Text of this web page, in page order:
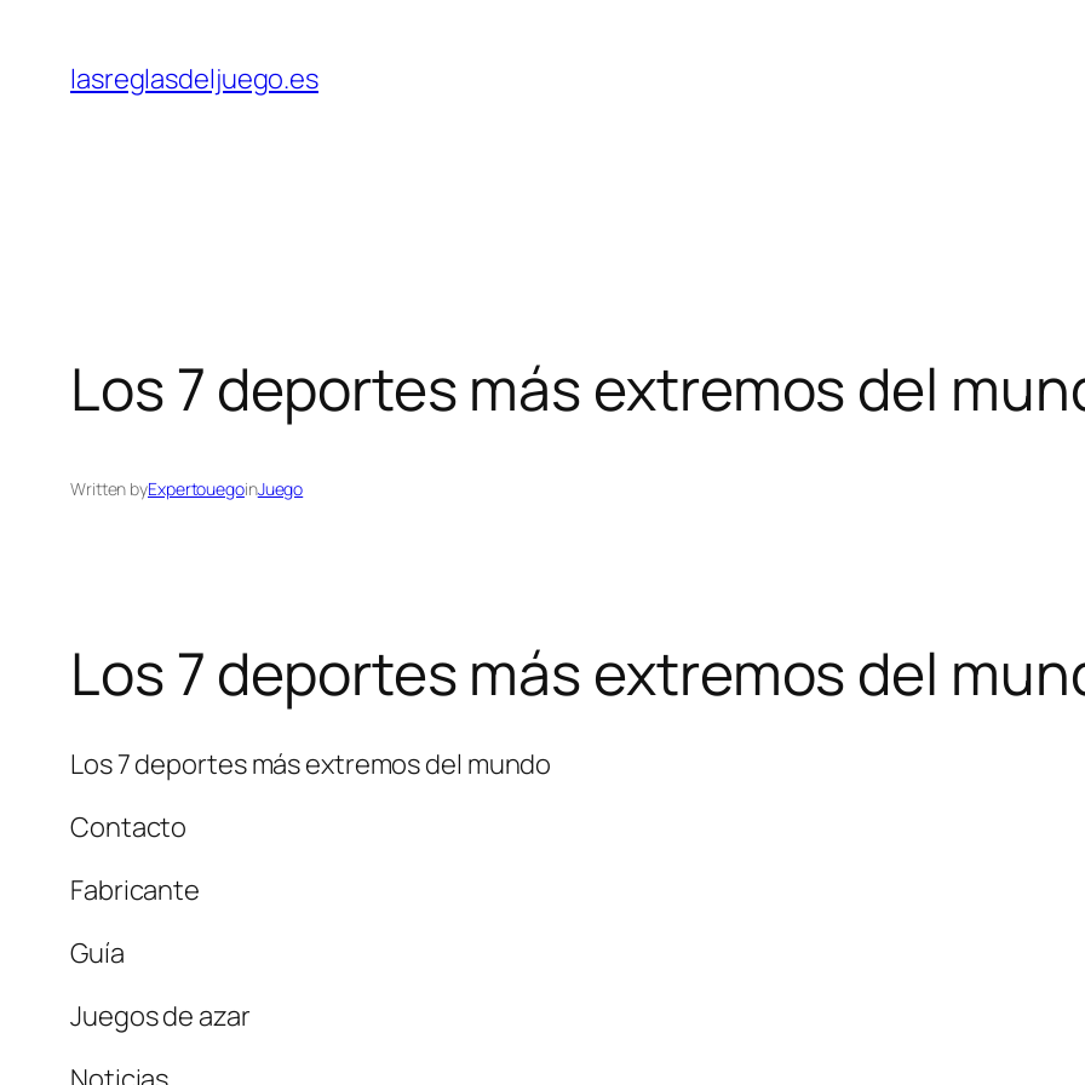
content
lasreglasdeljuego.es
Los 7 deportes más extremos del
Written byExpertouegoinJuego
Los 7 deportes más extremos del
Los 7 deportes más extremos del mundo
Contacto
Fabricante
Guía
Juegos de azar